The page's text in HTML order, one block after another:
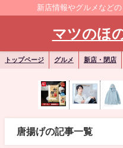
新店情報やグルメなど
マツのほ
トップページ グルメ 新店・閉店
唐揚げの記事一覧